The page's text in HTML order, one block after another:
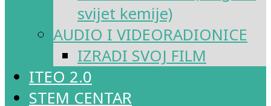
svijet kemije)
AUDIO I VIDEORADIONICE
IZRADI SVOJ FILM
ITEO 2.0
STEM CENTAR